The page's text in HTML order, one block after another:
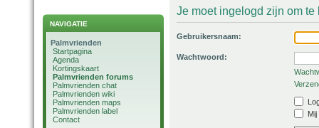
NAVIGATIE
Palmvrienden
Startpagina
Agenda
Kortingskaart
Palmvrienden forums
Palmvrienden chat
Palmvrienden wiki
Palmvrienden maps
Palmvrienden label
Contact
Je moet ingelogd zijn om
Gebruikersnaam:
Wachtwoord: